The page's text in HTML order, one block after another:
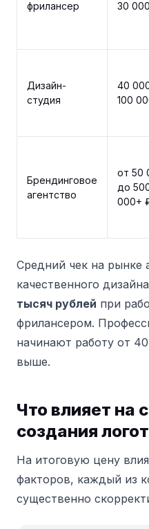
фрилансер 30
Дизайн-
студия
40
100
Брендинговое
агентство
от 50
до
000+
Средний чек на рынке
качественного
тысяч рублей при
фрилансером.
начинают работу от
выше.
Что влияет на
создания
На итоговую цену
факторов, каждый из
существенно